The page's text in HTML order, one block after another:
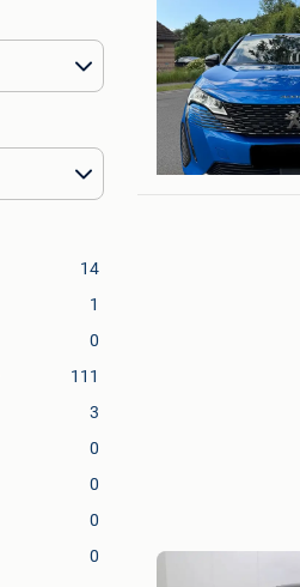
14
1
0
111
3
0
0
0
0
Victor
Brugge